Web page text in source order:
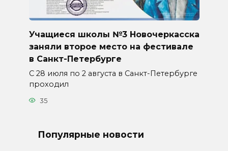
Учащиеся школы №3 Новочеркасска
заняли второе место на фестивале
в Санкт-Петербурге
С 28 июля по 2 августа в Санкт-Петербурге
проходил
35
Популярные новости